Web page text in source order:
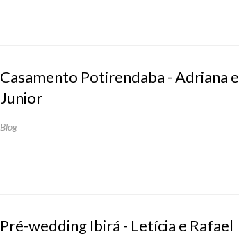
Casamento Potirendaba - Adriana e
Junior
Blog
Pré-wedding Ibirá - Letícia e Rafael